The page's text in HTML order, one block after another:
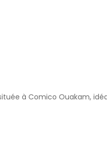
à Comico Ouakam,